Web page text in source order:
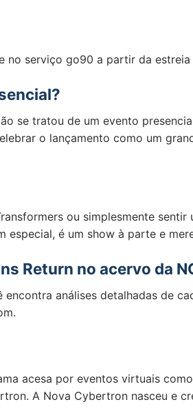
serviço go90 a partir da
se tratou de um evento
o lançamento como um
ou simplesmente
especial, é um show à parte e
Return no acervo da
encontra análises detalhadas de
acesa por eventos virtuais
A Nova Cybertron nasceu e